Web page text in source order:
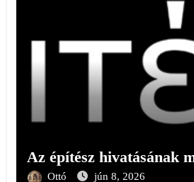
Az építész hivatásának
Ottó jún 8, 2026